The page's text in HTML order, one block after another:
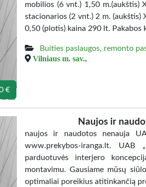
€
mobilios (6 vnt.) 1,50 m.(aukštis)
stacionarios (2 vnt.) 2 m. (aukštis)
0,50 (plotis) kaina 290 lt. Pakabos
Buities paslaugos, remonto
Vilniaus m. sav.,
Naujos ir
naujos ir naudotos nenauja
www.prekybos-iranga.lt. UAB
parduotuvės interjero
montavimu. Gausiame mūsų
optimaliai poreikius atitinkančią